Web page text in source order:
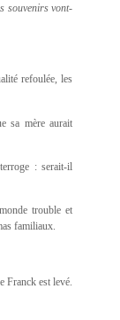
souvenirs vont-
refoulée, les
sa mère aurait
: serait-il
trouble et
familiaux.
Franck est levé.